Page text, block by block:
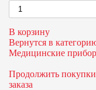
В корзину
Вернутся в
Медицинские
Продолжить покупки
заказа